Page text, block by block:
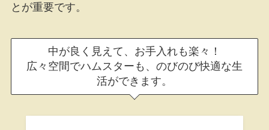
とが重要です。
中が良く見えて、お手入れも楽々！
広々空間でハムスターも、のびのび快適な生
活ができます。